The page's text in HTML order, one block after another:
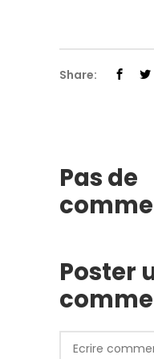
Share:
Pas de
Poster